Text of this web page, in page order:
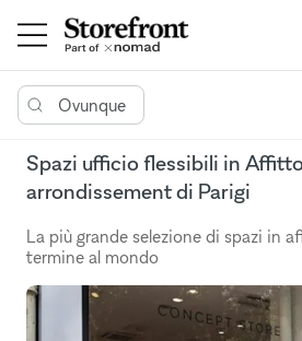
Ovunque
Spazi ufficio flessibili in Affitto
arrondissement di Parigi
La più grande selezione di spazi in
termine al mondo